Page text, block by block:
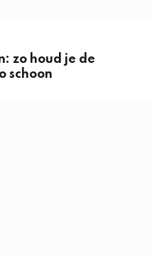
zo houd je de
schoon